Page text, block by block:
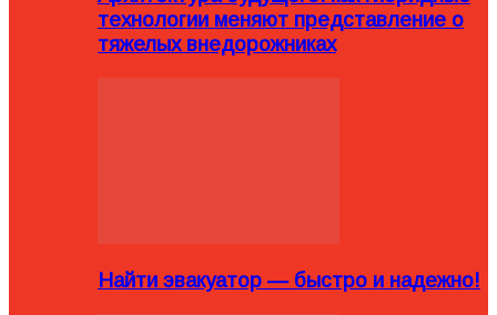
технологии меняют представление о
тяжелых внедорожниках
Найти эвакуатор — быстро и надежно!